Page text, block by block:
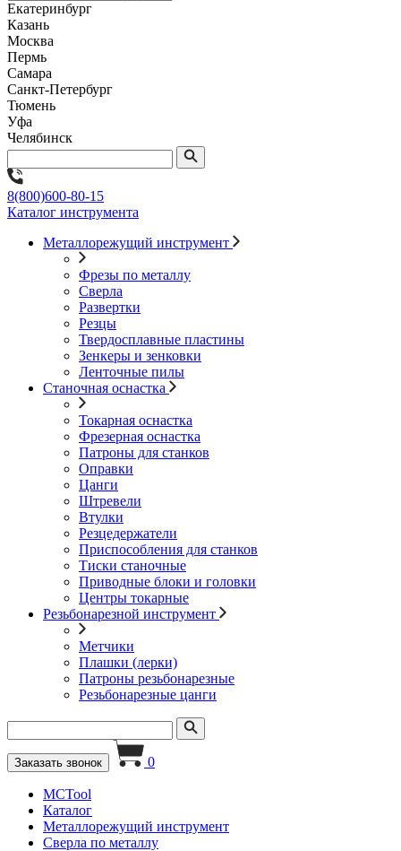
Екатеринбург
Казань
Москва
Пермь
Самара
Санкт-Петербург
Тюмень
Уфа
Челябинск
8(800)600-80-15
Каталог инструмента
Металлорежущий инструмент
Фрезы по металлу
Сверла
Развертки
Резцы
Твердосплавные пластины
Зенкеры и зенковки
Ленточные пилы
Станочная оснастка
Токарная оснастка
Фрезерная оснастка
Патроны для станков
Оправки
Цанги
Штревели
Втулки
Резцедержатели
Приспособления для станков
Тиски станочные
Приводные блоки и головки
Центры токарные
Резьбонарезной инструмент
Метчики
Плашки (лерки)
Патроны резьбонарезные
Резьбонарезные цанги
Заказать звонок 0
MCTool
Каталог
Металлорежущий инструмент
Сверла по металлу